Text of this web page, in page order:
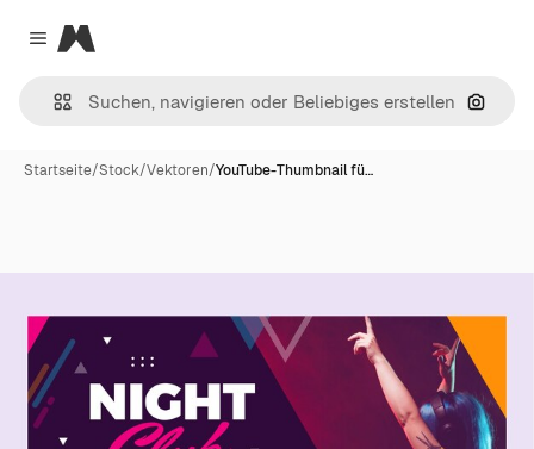
Close menu
Magnific
Nach
Startseite/Stock/Vektoren/YouTube-Thumbnail fü…